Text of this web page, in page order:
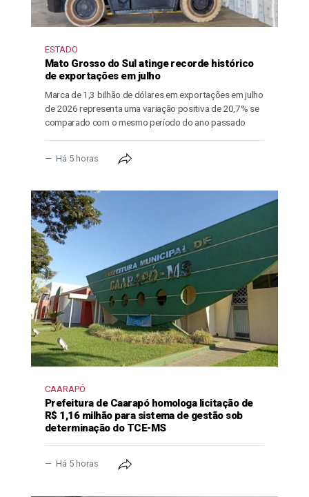
ESTADO
Mato Grosso do Sul atinge recorde histórico
de exportações em julho
Marca de 1,3 bilhão de dólares em exportações em julho
de 2026 representa uma variação positiva de 20,7% se
comparado com o mesmo período do ano passado
Há 5 horas
CAARAPÓ
Prefeitura de Caarapó homologa licitação de
R$ 1,16 milhão para sistema de gestão sob
determinação do TCE-MS
Há 5 horas